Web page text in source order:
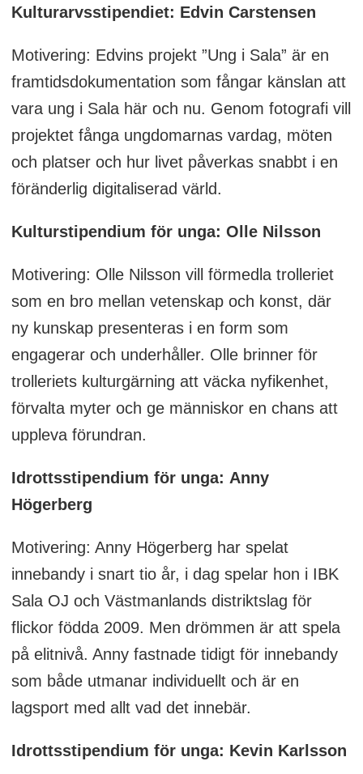
Kulturarvsstipendiet: Edvin Carstensen
Motivering: Edvins projekt ”Ung i Sala” är en
framtidsdokumentation som fångar känslan att
vara ung i Sala här och nu. Genom fotografi vill
projektet fånga ungdomarnas vardag, möten
och platser och hur livet påverkas snabbt i en
föränderlig digitaliserad värld.
Kulturstipendium för unga: Olle Nilsson
Motivering: Olle Nilsson vill förmedla trolleriet
som en bro mellan vetenskap och konst, där
ny kunskap presenteras i en form som
engagerar och underhåller. Olle brinner för
trolleriets kulturgärning att väcka nyfikenhet,
förvalta myter och ge människor en chans att
uppleva förundran.
Idrottsstipendium för unga: Anny
Högerberg
Motivering: Anny Högerberg har spelat
innebandy i snart tio år, i dag spelar hon i IBK
Sala OJ och Västmanlands distriktslag för
flickor födda 2009. Men drömmen är att spela
på elitnivå. Anny fastnade tidigt för innebandy
som både utmanar individuellt och är en
lagsport med allt vad det innebär.
Idrottsstipendium för unga: Kevin Karlsson